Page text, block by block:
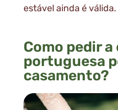
estável ainda é válida.
Como pedir
portuguesa
casamento?